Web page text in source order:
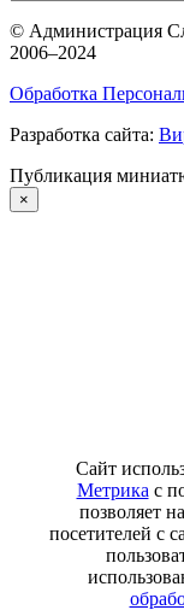
© Администрация
2006–2024
Обработка
Разработка сайта:
Публикация
×
Сайт
Метрика с
позволяет
посетителей с